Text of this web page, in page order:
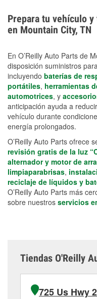
los daños por
preparar opciones
medidas de
Prepara tu vehículo
en Mountain City, TN
En O’Reilly Auto Parts de
disposición suministros
incluyendo baterías de
portátiles, herramientas
automotrices, y
anticipación ayuda a
vehículo durante
energía prolongados.
O’Reilly Auto Parts ofrece
revisión gratis de la luz
alternador y motor de
limpiaparabrisas,
reciclaje de líquidos y
O’Reilly Auto Parts más
sobre nuestros servicios
Tiendas O'Reilly
725 Us Hwy